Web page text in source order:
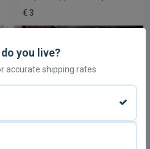
καινούργιος
€ 3
you live?
accurate shipping rates